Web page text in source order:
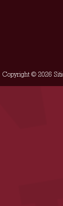
Copyright © 2026